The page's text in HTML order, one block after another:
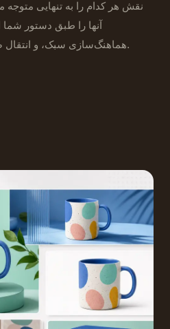
آنها را طبق دستور
هماهنگ‌سازی سبک، و انتقال صحنه همه در یک رندر اتفاق می‌افتد.